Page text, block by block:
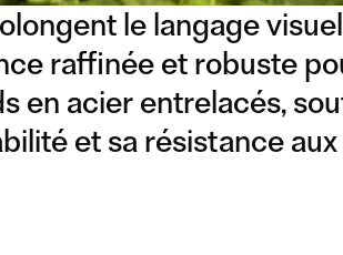
le langage
raffinée et robuste
en acier entrelacés,
et sa résistance